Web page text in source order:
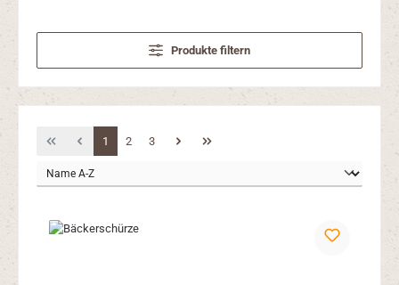
Produkte filtern
Seite
1 Seite
2 Seite
3